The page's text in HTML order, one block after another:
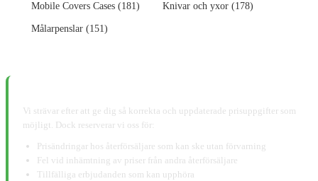
Mobile Covers Cases (181) Knivar och yxor (178)
Målarpenslar (151)
Vi strävar efter att ge dig så korrekta och uppdaterade prisuppgifter som
möjligt. Dock reserverar vi oss för:
Prisändringar hos återförsäljare som kan ske utan förvarning
Fel vid inhämtning av priser från andra återförsäljare
Tillfälliga erbjudanden som kan upphöra